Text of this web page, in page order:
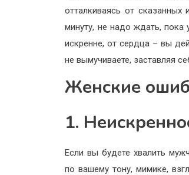
отталкиваясь от
минуту, не надо ждать, пока
искренне, от сердца – вы
не вымучиваете, заставляя
Женские
1.
Если вы будете хвалить
по вашему тону, мимике,